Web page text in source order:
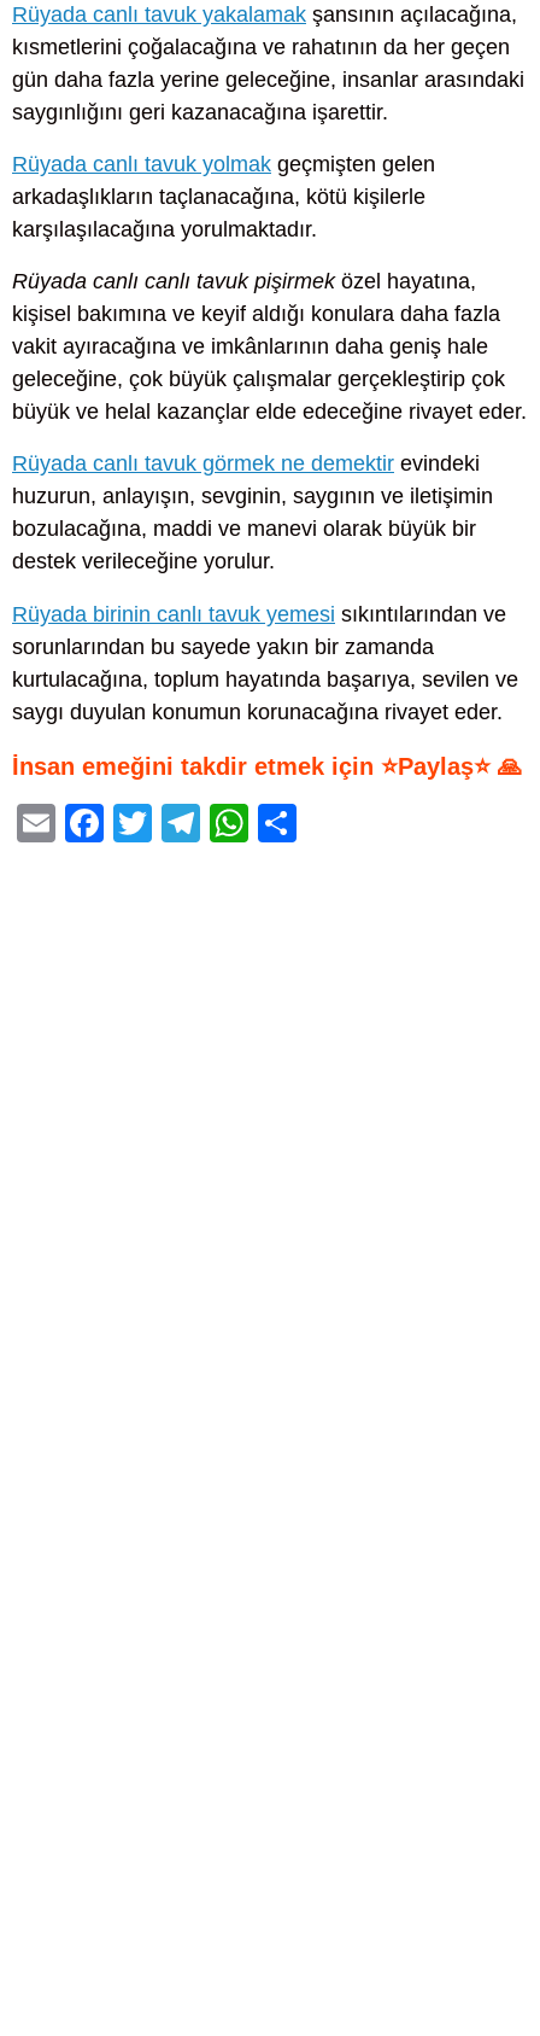
Rüyada canlı tavuk yakalamak şansının açılacağına,
kısmetlerini çoğalacağına ve rahatının da her geçen
gün daha fazla yerine geleceğine, insanlar arasındaki
saygınlığını geri kazanacağına işarettir.
Rüyada canlı tavuk yolmak geçmişten gelen
arkadaşlıkların taçlanacağına, kötü kişilerle
karşılaşılacağına yorulmaktadır.
Rüyada canlı canlı tavuk pişirmeközel hayatına,
kişisel bakımına ve keyif aldığı konulara daha fazla
vakit ayıracağına ve imkânlarının daha geniş hale
geleceğine, çok büyük çalışmalar gerçekleştirip çok
büyük ve helal kazançlar elde edeceğine rivayet eder.
Rüyada canlı tavuk görmek ne demektir evindeki
huzurun, anlayışın, sevginin, saygının ve iletişimin
bozulacağına, maddi ve manevi olarak büyük bir
destek verileceğine yorulur.
Rüyada birinin canlı tavuk yemesi sıkıntılarından ve
sorunlarından bu sayede yakın bir zamanda
kurtulacağına, toplum hayatında başarıya, sevilen ve
saygı duyulan konumun korunacağına rivayet eder.
İnsan emeğini takdir etmek için ⭐Paylaş⭐ 🙏
E
F
T
T
W